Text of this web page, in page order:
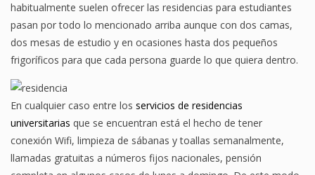
habitualmente suelen ofrecer las residencias para estudiantes
pasan por todo lo mencionado arriba aunque con dos camas,
dos mesas de estudio y en ocasiones hasta dos pequeños
frigoríficos para que cada persona guarde lo que quiera dentro.
En cualquier caso entre los servicios de residencias
universitarias que se encuentran está el hecho de tener
conexión Wifi, limpieza de sábanas y toallas semanalmente,
llamadas gratuitas a números fijos nacionales, pensión